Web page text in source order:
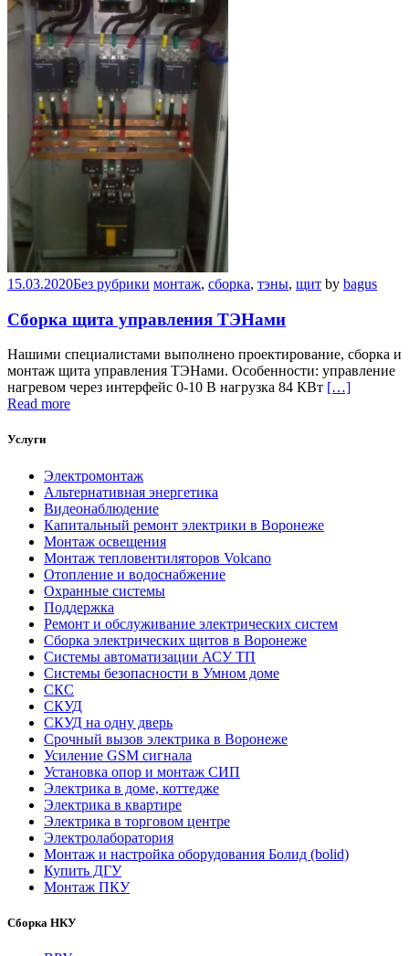
15.03.2020Без рубрики монтаж, сборка, тэны, щит by bagus
Сборка щита управления ТЭНами
Нашими специалистами выполнено проектирование, сборка и
монтаж щита управления ТЭНами. Особенности: управление
нагревом через интерфейс 0-10 В нагрузка 84 КВт […]
Read more
Услуги
Электромонтаж
Альтернативная энергетика
Видеонаблюдение
Капитальный ремонт электрики в Воронеже
Монтаж освещения
Монтаж тепловентиляторов Volcano
Отопление и водоснабжение
Охранные системы
Поддержка
Ремонт и обслуживание электрических систем
Сборка электрических щитов в Воронеже
Системы автоматизации АСУ ТП
Системы безопасности в Умном доме
СКС
СКУД
СКУД на одну дверь
Срочный вызов электрика в Воронеже
Усиление GSM сигнала
Установка опор и монтаж СИП
Электрика в доме, коттедже
Электрика в квартире
Электрика в торговом центре
Электролаборатория
Монтаж и настройка оборудования Болид (bolid)
Купить ДГУ
Монтаж ПКУ
Сборка НКУ